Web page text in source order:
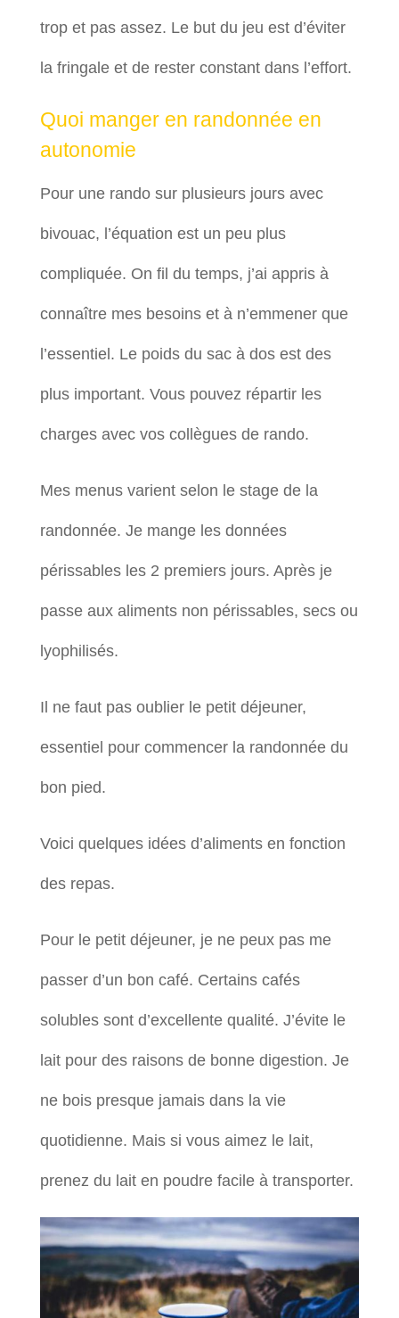
trop et pas assez. Le but du jeu est d’éviter
la fringale et de rester constant dans l’effort.
Quoi manger en randonnée en
autonomie
Pour une rando sur plusieurs jours avec
bivouac, l’équation est un peu plus
compliquée. On fil du temps, j’ai appris à
connaître mes besoins et à n’emmener que
l’essentiel. Le poids du sac à dos est des
plus important. Vous pouvez répartir les
charges avec vos collègues de rando.
Mes menus varient selon le stage de la
randonnée. Je mange les données
périssables les 2 premiers jours. Après je
passe aux aliments non périssables, secs ou
lyophilisés.
Il ne faut pas oublier le petit déjeuner,
essentiel pour commencer la randonnée du
bon pied.
Voici quelques idées d’aliments en fonction
des repas.
Pour le petit déjeuner, je ne peux pas me
passer d’un bon café. Certains cafés
solubles sont d’excellente qualité. J’évite le
lait pour des raisons de bonne digestion. Je
ne bois presque jamais dans la vie
quotidienne. Mais si vous aimez le lait,
prenez du lait en poudre facile à transporter.